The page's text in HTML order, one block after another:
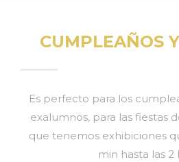
CUMPLEAÑOS
Es perfecto para los
exalumnos, para las fiestas
que tenemos exhibiciones
min hasta las 2